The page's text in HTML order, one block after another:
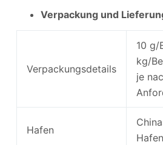
Verpackung und
Verpackungsdetails
10 g/
kg/
je
Hafen
Hafen